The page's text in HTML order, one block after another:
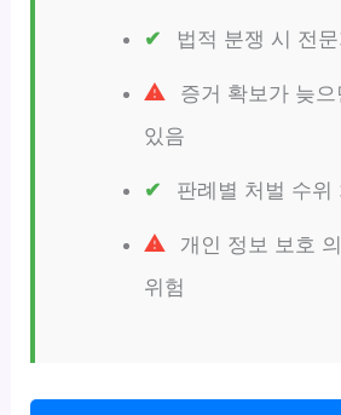
법적 분쟁 시 전
증거 확보가 늦
있음
판례별 처벌 수위
개인 정보 보호
위험